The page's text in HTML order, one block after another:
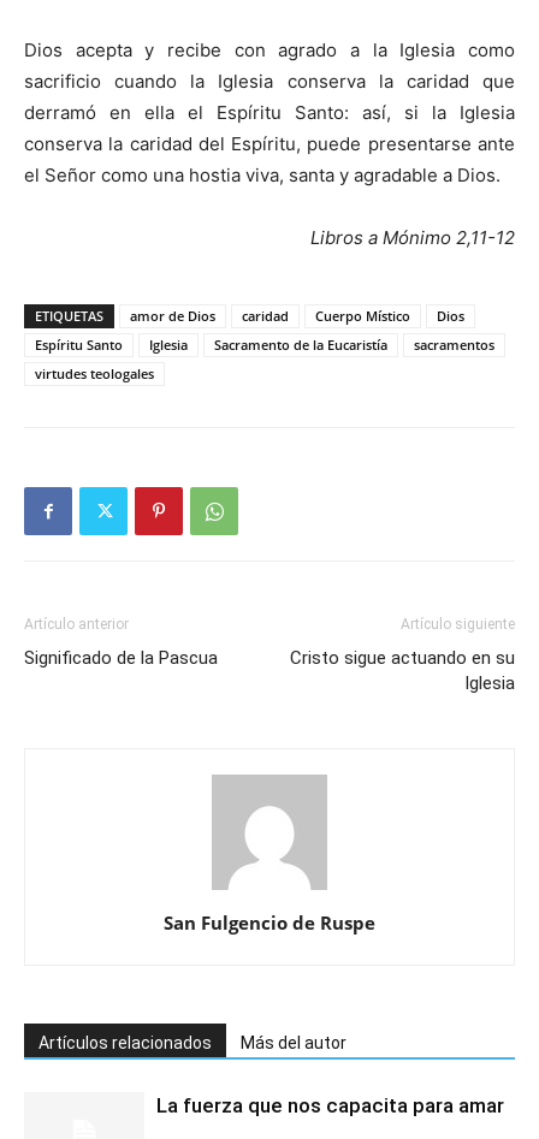
Dios acepta y recibe con agrado a la Iglesia como
sacrificio cuando la Iglesia conserva la caridad que
derramó en ella el Espíritu Santo: así, si la Iglesia
conserva la caridad del Espíritu, puede presentarse ante
el Señor como una hostia viva, santa y agradable a Dios.
Libros a Mónimo 2,11-12
ETIQUETAS amor de Dios caridad Cuerpo Místico
Dios
Espíritu Santo
Iglesia Sacramento de la Eucaristía
sacramentos
virtudes teologales
Artículo anterior
Significado de la Pascua
Artículo siguiente
Cristo sigue actuando en su
Iglesia
San Fulgencio de Ruspe
Artículos relacionados Más del autor
La fuerza que nos capacita para amar